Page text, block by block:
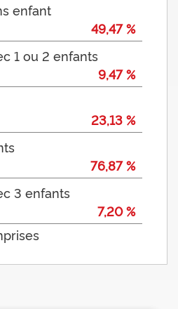
enfant
49,47 %
1 ou 2 enfants
9,47 %
23,13 %
76,87 %
3 enfants
7,20 %